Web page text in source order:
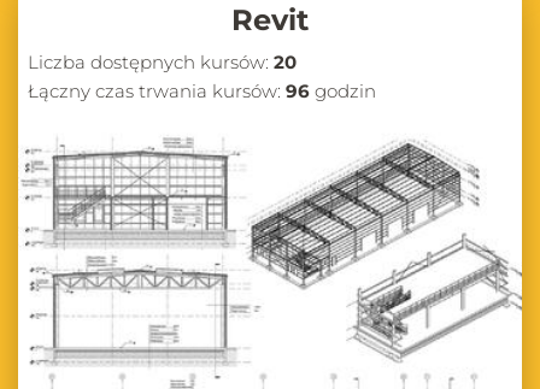
Revit
Liczba dostępnych kursów: 20
Łączny czas trwania kursów: 96 godzin